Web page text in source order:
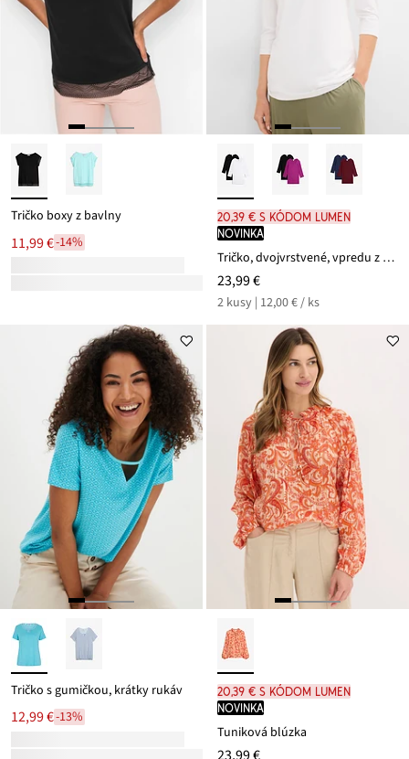
Tričko boxy z bavlny
11,99 €-14%
20,39 € s kódom LUMEN
novinka
Tričko, dvojvrstvené, vpredu z mäkkého viskózového mixu (2 ks v balení)
23,99 €
2 kusy | 12,00 € / ks
Tričko s gumičkou, krátky rukáv
12,99 €-13%
20,39 € s kódom LUMEN
novinka
Tuniková blúzka